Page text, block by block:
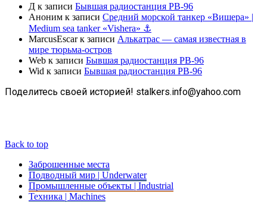
Д к записи Бывшая радиостанция РВ-96
Аноним к записи Средний морской танкер «Вишера» |
Medium sea tanker «Vishera» ⚓
MarcusEscarк записи Алькатрас — самая известная в
мире тюрьма-остров
Web к записи Бывшая радиостанция РВ-96
Wid к записи Бывшая радиостанция РВ-96
Поделитесь своей историей! stalkers.info@yahoo.com
Back to top
Заброшенные места
Подводный мир | Underwater
Промышленные объекты | Industrial
Техника | Machines